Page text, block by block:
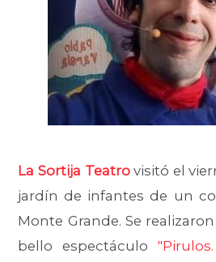
La Sortija Teatrovisitó el
jardín de infantes de un
Monte Grande. Se
bello espectáculo